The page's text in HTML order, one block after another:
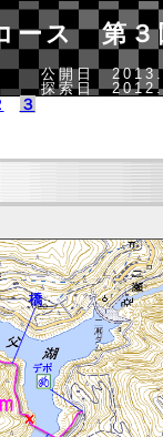
ース 第３
公開日
探索日
３